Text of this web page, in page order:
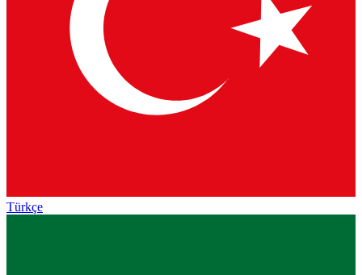
Türkçe